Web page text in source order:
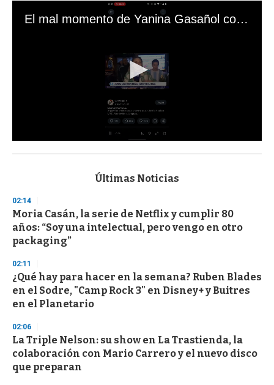
El mal momento de Yanina Gasañol con un hincha argentino en "Subrayado"
s
d
s
o
f
3
s
c
o
n
Últimas Noticias
02:14
Moria Casán, la serie de Netflix y cumplir 80
años: “Soy una intelectual, pero vengo en otro
packaging”
02:11
¿Qué hay para hacer en la semana? Ruben Blades
en el Sodre, "Camp Rock 3" en Disney+ y Buitres
en el Planetario
02:06
La Triple Nelson: su show en La Trastienda, la
colaboración con Mario Carrero y el nuevo disco
que preparan